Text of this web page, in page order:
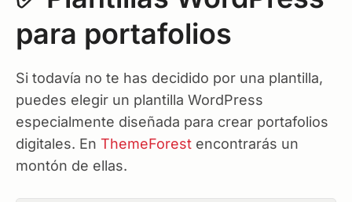
para portafolios
Si todavía no te has decidido por una plantilla,
puedes elegir un plantilla WordPress
especialmente diseñada para crear portafolios
digitales. En ThemeForest encontrarás un
montón de ellas.